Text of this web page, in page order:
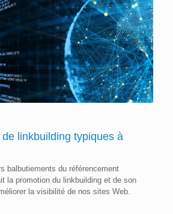
linkbuilding typiques à
balbutiements du référencement
la promotion du linkbuilding et de son
la visibilité de nos sites Web.